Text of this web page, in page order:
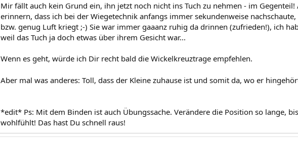
Mir fällt auch kein Grund ein, ihn jetzt noch nicht ins Tuch zu nehmen - im
erinnern, dass ich bei der Wiegetechnik anfangs immer sekundenweise
bzw. genug Luft kriegt ;-) Sie war immer gaaanz ruhig da drinnen (zufrieden!), ich
weil das Tuch ja doch etwas über ihrem Gesicht war...
Wenn es geht, würde ich Dir recht bald die Wickelkreuztrage empfehlen.
Aber mal was anderes: Toll, dass der Kleine zuhause ist und somit da, wo er
*edit* Ps: Mit dem Binden ist auch Übungssache. Verändere die Position so lange,
wohlfühlt! Das hast Du schnell raus!